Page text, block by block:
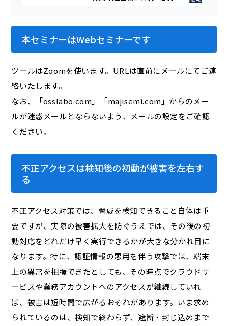
本セミナーはWebセミナーです
ツールはZoomを使います。URLは直前にメールにてご連
絡いたします。
なお、「osslabo.com」「majisemi.com」からのメー
ルが迷惑メールとならないよう、メールの設定をご確認
ください。
不正アクセスは検知後の初動が被害を左右す
る
不正アクセス対策では、脅威を検知できること自体は重
要ですが、実際の被害拡大を防ぐうえでは、その後の初
動対応をどれだけ早く実行できるかが大きな分かれ目に
なります。特に、認証情報の悪用を伴う攻撃では、端末
上の異常を把握できたとしても、その時点でクラウドサ
ービスや業務アカウントへのアクセスが継続していれ
ば、被害は短時間で広がるおそれがあります。いま求め
られているのは、検知で終わらず、遮断・封じ込めまで